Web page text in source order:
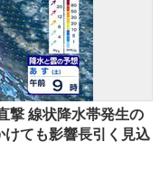
撃 線状降水帯発生の
けても影響長引く見込